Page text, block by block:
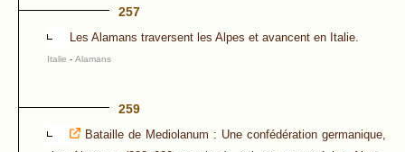
257
Les Alamans traversent les Alpes et avancent en Italie.
Italie - Alamans
259
Bataille de Mediolanum : Une confédération germanique,